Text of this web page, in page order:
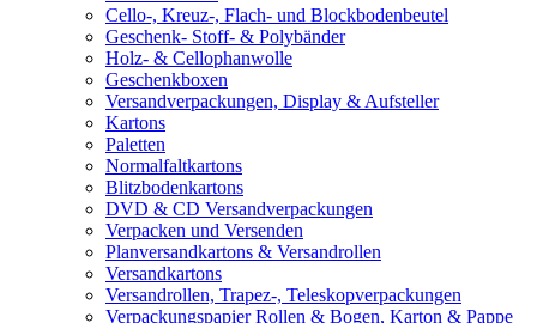
Cello-, Kreuz-, Flach- und Blockbodenbeutel
Geschenk- Stoff- & Polybänder
Holz- & Cellophanwolle
Geschenkboxen
Versandverpackungen, Display & Aufsteller
Kartons
Paletten
Normalfaltkartons
Blitzbodenkartons
DVD & CD Versandverpackungen
Verpacken und Versenden
Planversandkartons & Versandrollen
Versandkartons
Versandrollen, Trapez-, Teleskopverpackungen
Verpackungspapier Rollen & Bogen, Karton & Pappe